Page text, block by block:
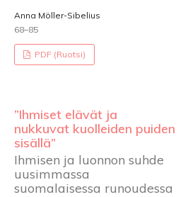
Anna Möller-Sibelius
68–85
PDF (Ruotsi)
”Ihmiset elävät ja
nukkuvat kuolleiden puiden
sisällä”
Ihmisen ja luonnon suhde
uusimmassa
suomalaisessa runoudessa